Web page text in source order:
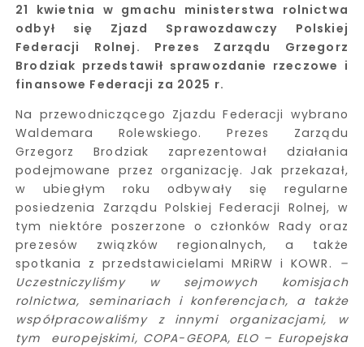
21 kwietnia w gmachu ministerstwa rolnictwa
odbył się Zjazd Sprawozdawczy Polskiej
Federacji Rolnej. Prezes Zarządu Grzegorz
Brodziak przedstawił sprawozdanie rzeczowe i
finansowe Federacji za 2025 r.
Na przewodniczącego Zjazdu Federacji wybrano
Waldemara Rolewskiego. Prezes Zarządu
Grzegorz Brodziak zaprezentował działania
podejmowane przez organizację. Jak przekazał,
w ubiegłym roku odbywały się regularne
posiedzenia Zarządu Polskiej Federacji Rolnej, w
tym niektóre poszerzone o członków Rady oraz
prezesów związków regionalnych, a także
spotkania z przedstawicielami MRiRW i KOWR.
–
Uczestniczyliśmy w sejmowych komisjach
rolnictwa,
seminariach i konferencjach, a także
współpracowaliśmy z innymi organizacjami, w
tym europejskimi, COPA-GEOPA, ELO – Europejska